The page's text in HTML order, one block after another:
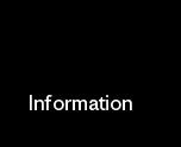
Information